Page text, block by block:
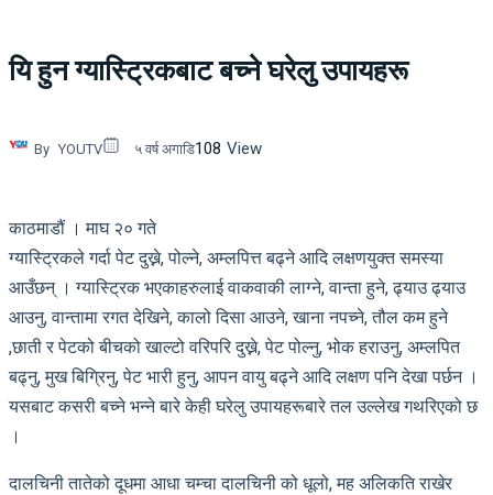
यि हुन ग्यास्ट्रिकबाट बच्ने घरेलु उपायहरू
By YOUTV ५ वर्ष अगाडि108 View
काठमाडौं । माघ २० गते
ग्यास्ट्रिकले गर्दा पेट दुख्ने, पोल्ने, अम्लपित्त बढ्ने आदि लक्षणयुक्त समस्या
आउँछन् । ग्यास्ट्रिक भएकाहरुलाई वाकवाकी लाग्ने, वान्ता हुने, ढ्याउ ढ्याउ
आउनु, वान्तामा रगत देखिने, कालो दिसा आउने, खाना नपच्ने, तौल कम हुने
,छाती र पेटको बीचको खाल्टो वरिपरि दुख्ने, पेट पोल्नु, भोक हराउनु, अम्लपित
बढ्नु, मुख बिग्रिनु, पेट भारी हुनु, आपन वायु बढ्ने आदि लक्षण पनि देखा पर्छन ।
यसबाट कसरी बच्ने भन्ने बारे केही घरेलु उपायहरूबारे तल उल्लेख गथरिएको छ
।
दालचिनी तातेको दूधमा आधा चम्चा दालचिनी को धूलो, मह अलिकति राखेर